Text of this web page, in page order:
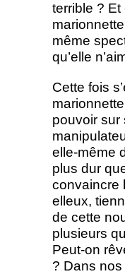
terrible ?
même
qu’elle
Cette fois
pouvoir sur
elle-même
plus dur
convaincre
elleux,
de cette
plusieurs
Peut-on
? Dans